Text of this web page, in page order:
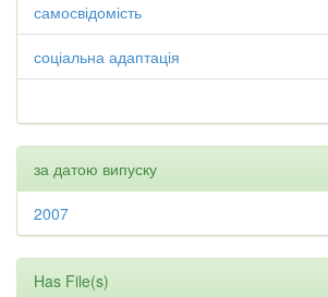
самосвідомість
соціальна адаптація
за датою випуску
2007
Has File(s)